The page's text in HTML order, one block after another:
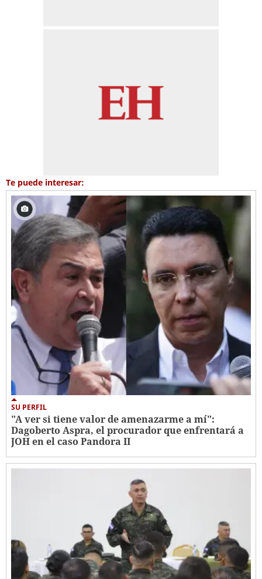
Te puede interesar:
SU PERFIL
"A ver si tiene valor de amenazarme a mí":
Dagoberto Aspra, el procurador que enfrentará a
JOH en el caso Pandora II